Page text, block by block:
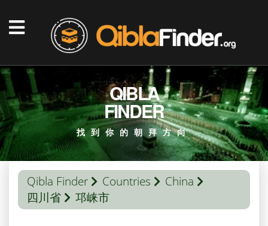
QIBLA
FINDER
找到你的朝拜方向
Qibla Finder Countries
China
四川省
邛崃市